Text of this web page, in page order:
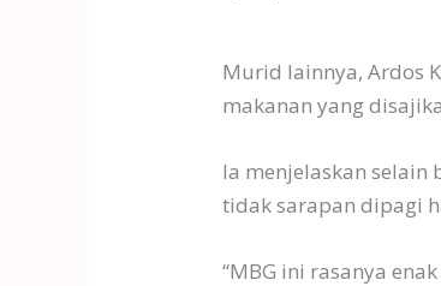
Murid lainnya, Ardos
makanan yang
Ia menjelaskan
tidak sarapan dipagi
“MBG ini rasanya